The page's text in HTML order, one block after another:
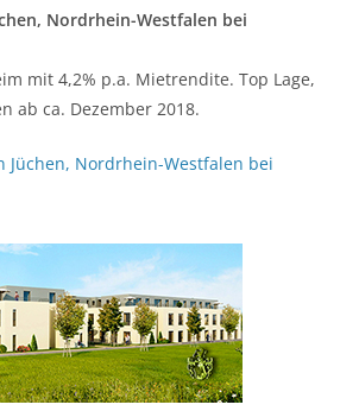
Nordrhein-Westfalen bei
mit 4,2% p.a. Mietrendite. Top Lage,
ab ca. Dezember 2018.
Jüchen, Nordrhein-Westfalen bei